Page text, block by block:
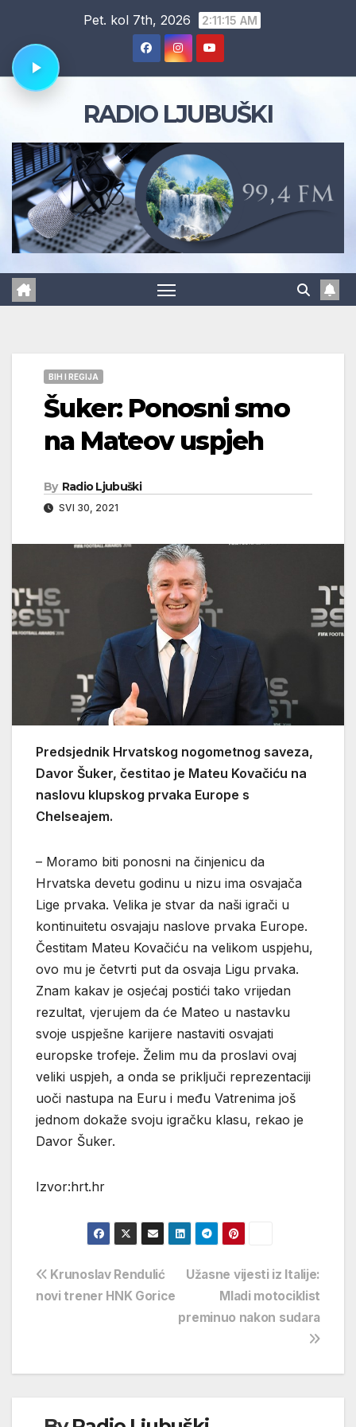
content
Pet. kol 7th, 2026 2:11:16 AM
RADIO LJUBUŠKI
BIH I REGIJA
Šuker: Ponosni smo
na Mateov uspjeh
By Radio Ljubuški
SVI 30, 2021
Predsjednik Hrvatskog nogometnog saveza,
Davor Šuker, čestitao je Mateu Kovačiću na
naslovu klupskog prvaka Europe s
Chelseajem.
– Moramo biti ponosni na činjenicu da
Hrvatska devetu godinu u nizu ima osvajača
Lige prvaka. Velika je stvar da naši igrači u
kontinuitetu osvajaju naslove prvaka Europe.
Čestitam Mateu Kovačiću na velikom uspjehu,
ovo mu je četvrti put da osvaja Ligu prvaka.
Znam kakav je osjećaj postići tako vrijedan
rezultat, vjerujem da će Mateo u nastavku
svoje uspješne karijere nastaviti osvajati
europske trofeje. Želim mu da proslavi ovaj
veliki uspjeh, a onda se priključi reprezentaciji
uoči nastupa na Euru i među Vatrenima još
jednom dokaže svoju igračku klasu, rekao je
Davor Šuker.
Izvor:hrt.hr
Navigacija
Užasne vijesti iz Italije:
Mladi motociklist
preminuo nakon sudara
Krunoslav Rendulić
novi trener HNK Gorice